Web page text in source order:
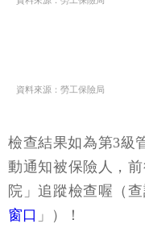
資料來源：勞工保險局
檢查結果如為第3級
動通知被保險人，
院」追蹤檢查喔（查
窗口 」）！